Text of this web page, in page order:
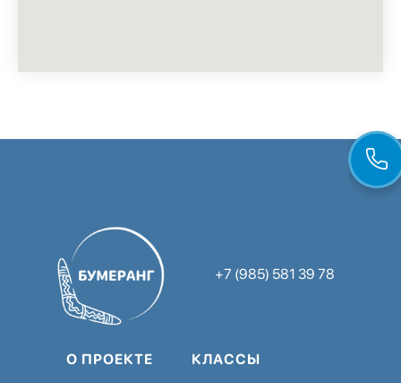
О ПРОЕКТЕ
+7 (985) 581 39 78
КЛАССЫ